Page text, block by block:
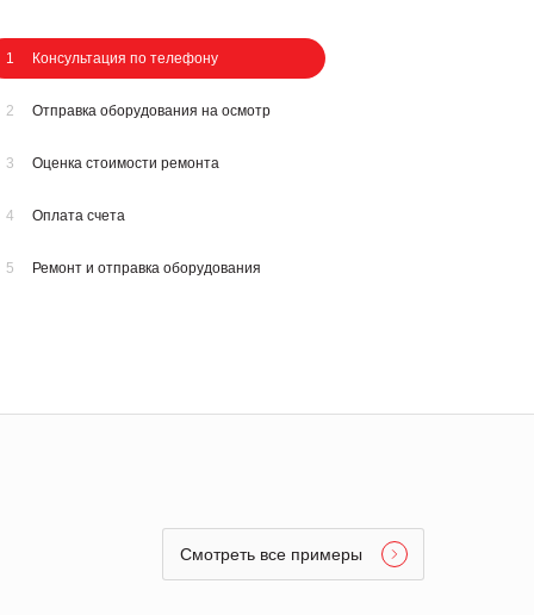
1 Консультация по телефону
2 Отправка оборудования на осмотр
3 Оценка стоимости ремонта
4 Оплата счета
5 Ремонт и отправка оборудования
Смотреть все примеры